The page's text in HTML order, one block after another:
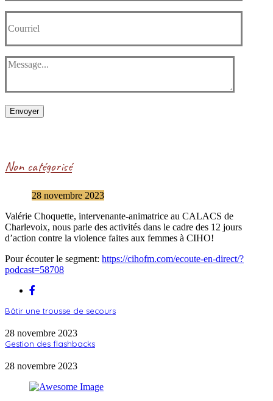
Envoyer
Non catégorisé
28 novembre 2023
Valérie Choquette, intervenante-animatrice au CALACS de
Charlevoix, nous parle des activités dans le cadre des 12 jours
d’action contre la violence faites aux femmes à CIHO!
Pour écouter le segment: https://cihofm.com/ecoute-en-direct/?
podcast=58708
Bâtir une trousse de secours
28 novembre 2023
Gestion des flashbacks
28 novembre 2023